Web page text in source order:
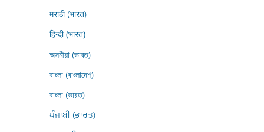
मराठी (भारत)
हिन्दी (भारत)
অসমীয়া (ভাৰত)
বাংলা (বাংলাদেশ)
বাংলা (ভারত)
ਪੰਜਾਬੀ (ਭਾਰਤ)